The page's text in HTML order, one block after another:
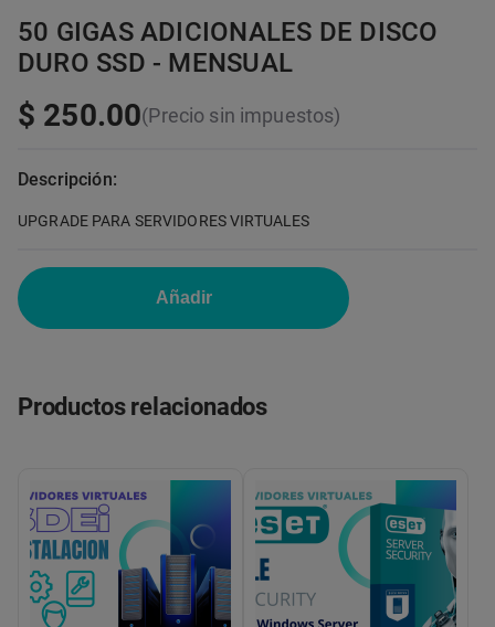
50 GIGAS ADICIONALES DE DISCO
DURO SSD - MENSUAL
$ 250.00(Precio sin impuestos)
Descripción:
UPGRADE PARA SERVIDORES VIRTUALES
Añadir
Productos relacionados